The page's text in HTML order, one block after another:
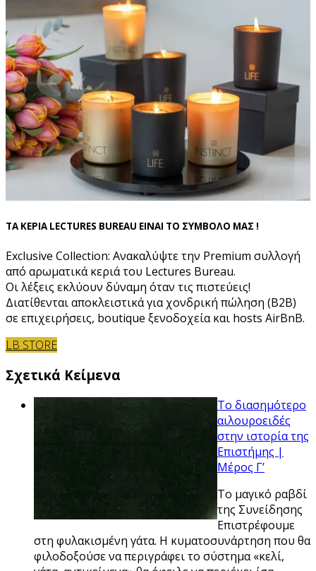
ΤΑ ΚΕΡΙΑ LECTURES BUREAU ΕΙΝΑΙ ΤΟ ΣΥΜΒΟΛΟ ΜΑΣ !
Exclusive Collection: Ανακαλύψτε την Premium συλλογή
από αρωματικά κεριά του Lectures Bureau.
Οι λέξεις εκλύουν δύναμη όταν τις πιστεύεις!
Διατίθενται αποκλειστικά για χονδρική πώληση (B2B)
σε επιχειρήσεις, boutique ξενοδοχεία και hosts AirBnB.
LB STORE
Σχετικά Κείμενα
Το διασημότερο
αιλουροειδές
στην ιστορία της
Επιστήμης |
Μέρος Γ’
Το μαγικό ραβδί
της Συνείδησης
Επιστρέφουμε
στη φυλακισμένη γάτα. Η κυματοσυνάρτηση που θα
φιλοδοξούσε να περιγράφει το σύστημα «κελί,